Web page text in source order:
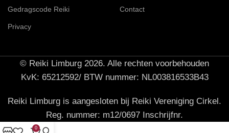
Gedragscode Reiki
Privacy
Contact
© Reiki Limburg 2026. Alle rechten voorbehouden
KvK: 65212592/ BTW nummer: NL003816533B43
Reiki Limburg is aangesloten bij Reiki Vereniging Cirkel.
Reg. nummer: m12/0697 Inschrijfnr.
0